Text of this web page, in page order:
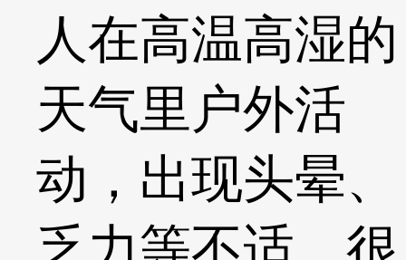
人在高温高湿的
天气里户外活
动，出现头晕、